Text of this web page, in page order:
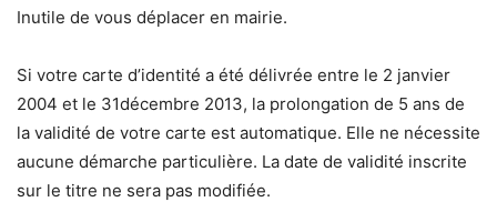
Inutile de vous déplacer en mairie.
Si votre carte d’identité a été délivrée entre le 2 janvier
2004 et le 31décembre 2013, la prolongation de 5 ans de
la validité de votre carte est automatique. Elle ne nécessite
aucune démarche particulière. La date de validité inscrite
sur le titre ne sera pas modifiée.